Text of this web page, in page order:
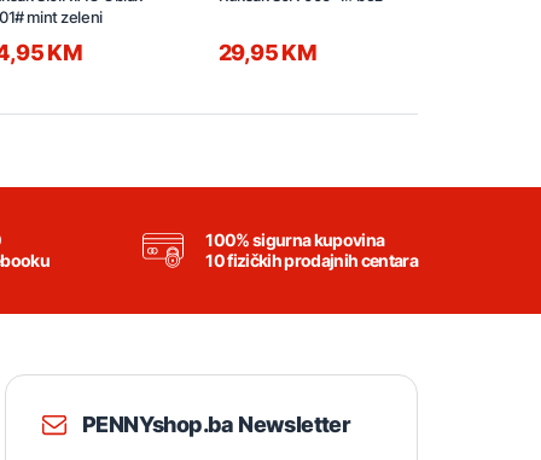
mint zeleni
KM 29,95 KM
100% sigurna kupovina
10 fizičkih prodajnih centara
PENNYshop.ba Newsletter